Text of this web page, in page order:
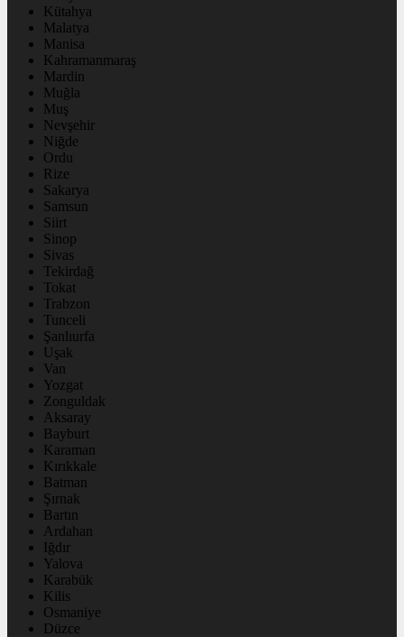
Kütahya
Malatya
Manisa
Kahramanmaraş
Mardin
Muğla
Muş
Nevşehir
Niğde
Ordu
Rize
Sakarya
Samsun
Siirt
Sinop
Sivas
Tekirdağ
Tokat
Trabzon
Tunceli
Şanlıurfa
Uşak
Van
Yozgat
Zonguldak
Aksaray
Bayburt
Karaman
Kırıkkale
Batman
Şırnak
Bartın
Ardahan
Iğdır
Yalova
Karabük
Kilis
Osmaniye
Düzce